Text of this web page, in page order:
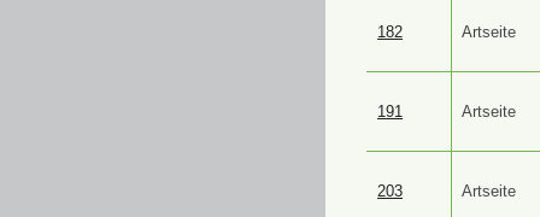
182 Artseite
191 Artseite
203 Artseite